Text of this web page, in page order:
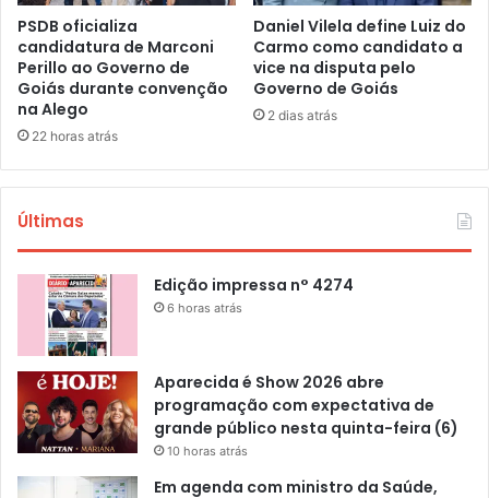
PSDB oficializa
candidatura de Marconi
Perillo ao Governo de
Goiás durante convenção
na Alego
22 horas atrás
Daniel Vilela define Luiz do
Carmo como candidato a
vice na disputa pelo
Governo de Goiás
2 dias atrás
Últimas
Edição impressa n° 4274
6 horas atrás
Aparecida é Show 2026 abre
programação com expectativa de
grande público nesta quinta-feira (6)
10 horas atrás
Em agenda com ministro da Saúde,